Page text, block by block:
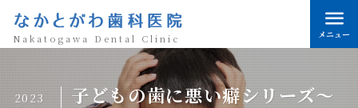
なかとがわ歯科医院
Nakatogawa Dental Clinic メニュー
子どもの歯に悪い癖シリーズ～
2023